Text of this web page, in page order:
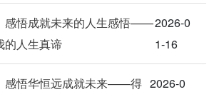
感悟成就未来的人生感悟——
的人生真谛
2026-0
1-16
感悟华恒远成就未来——得 2026-0